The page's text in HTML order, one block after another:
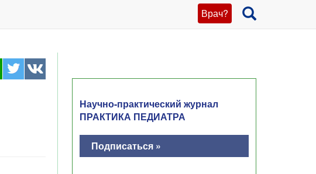
Врач?
Научно-практический журнал
ПРАКТИКА ПЕДИАТРА
Подписаться »